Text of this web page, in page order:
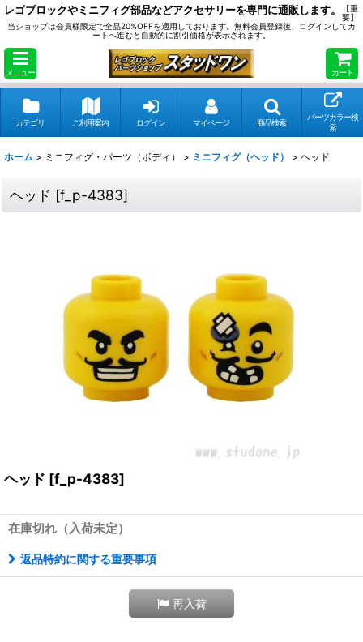
レゴブロックやミニフィグ部品などアクセサリーを専門に通販します。
【重
要】
当ショップは会員様限定で全品20%OFFを適用しております。無料会員登録後、ログインしてカ
ートへ進むと自動的に割引価格が表示されます。
メニュー カート
カテゴリ ご利用案内 ログイン マイページ 商品検索
パーツカラー検
索
ホーム > ミニフィグ・パーツ（ボディ） > ミニフィグ（ヘッド） > ヘッド
ヘッド [f_p-4383]
ヘッド [f_p-4383]
在庫切れ（入荷未定）
返品特約に関する重要事項
再入荷